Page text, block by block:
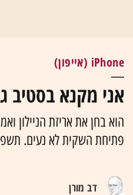
iPhone (אייפון)
אני מקנא בסטיב
הוא בחן את אריזת הניילון
פתיחת השקית לא נעים.
דב מורן